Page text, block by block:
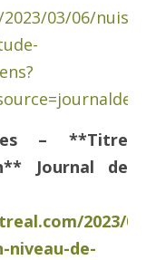
03/06/
– **Titre
Journal de
2023/
niveau-de-